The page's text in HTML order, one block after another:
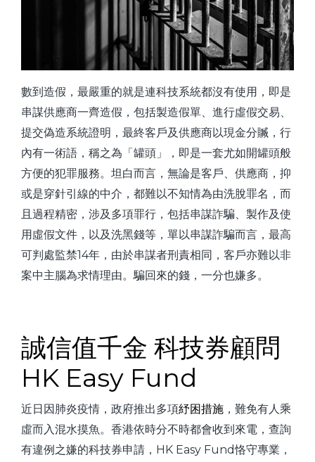
數到造假，最嚴重的就是連科技系統都沒有使用，即是
串謀供應商一齊造假，包括製造假單、進行虛假交易、
提交偽造系統證明，最終客戶及供應商以現金分贓，行
內有一術語，稱之為「罐頭」，即是一套尤如開罐頭般
方便的犯罪服務。坦白而言，無論是客戶、供應商，抑
或是穿針引線的中介，都難以不知情為由洗脫罪名，而
且過程精密，涉及多項罪行，包括串謀詐騙、製作及使
用虛假文件，以及洗黑錢等，單以串謀詐騙而言，最高
可判處監禁14年，由於串謀者刑責相同，客戶亦難以非
案中主腦為求情理由。騙回來的錢，一分也嫌多。
誠信值千金 科技券顧問
HK Easy Fund
近日因肺炎疫情，政府推出多項紓困措施 ，難免有人乘
虛而入混水摸魚。香港依時分不時都會收到來電，查詢
有違例之嫌的科技券申請，HK Easy Fund恪守專業，